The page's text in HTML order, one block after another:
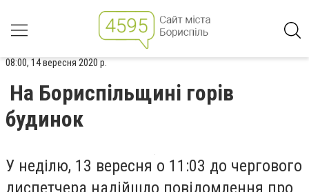
08:00, 14 вересня 2020 р.
На Бориспільщині горів
будинок
У неділю, 13 вересня о 11:03 до чергового
диспетчера надійшло повідомлення про